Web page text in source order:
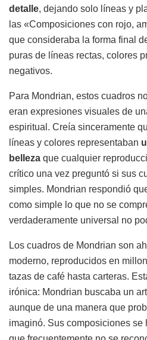
detalle, dejando solo líneas y
las «Composiciones con rojo,
que consideraba la forma final
puras de líneas rectas, colores
negativos.
Para Mondrian, estos cuadros
eran expresiones visuales de
espiritual. Creía sinceramente
líneas y colores representaban
belleza que cualquier
crítico una vez preguntó si sus
simples. Mondrian respondió
como simple lo que no se
verdaderamente universal no
Los cuadros de Mondrian son
moderno, reproducidos en
tazas de café hasta carteras.
irónica: Mondrian buscaba un
aunque de una manera que
imaginó. Sus composiciones se